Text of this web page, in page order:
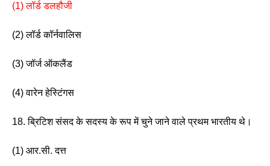
(1) लॉर्ड डलहौजी
(2) लॉर्ड कॉर्नवालिस
(3) जॉर्ज ऑकलैंड
(4) वारेन हेस्टिंगस
18. ब्रिटिश संसद के सदस्य के रूप में चुने जाने वाले प्रथम भारतीय थे।
(1) आर.सी. दत्त